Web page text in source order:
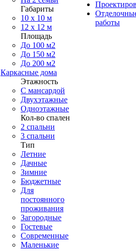
Габариты
10 x 10 м
12 x 12 м
Площадь
До 100 м2
До 150 м2
До 200 м2
Каркасные дома
Этажность
С мансардой
Двухэтажные
Одноэтажные
Кол-во спален
2 спальни
3 спальни
Тип
Летние
Дачные
Зимние
Бюджетные
Для
постоянного
проживания
Загородные
Гостевые
Современные
Маленькие
работы